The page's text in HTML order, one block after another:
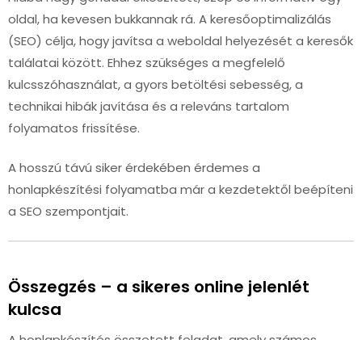
oldal, ha kevesen bukkannak rá. A keresőoptimalizálás
(SEO) célja, hogy javítsa a weboldal helyezését a keresők
találatai között. Ehhez szükséges a megfelelő
kulcsszóhasználat, a gyors betöltési sebesség, a
technikai hibák javítása és a releváns tartalom
folyamatos frissítése.
A hosszú távú siker érdekében érdemes a
honlapkészítési folyamatba már a kezdetektől beépíteni
a SEO szempontjait.
Összegzés – a sikeres online jelenlét
kulcsa